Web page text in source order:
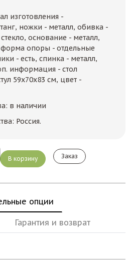
изготовления -
ножки - металл, обивка -
основание - металл,
форма опоры - отдельные
- есть, спинка - металл,
информация - стол
59х70х83 см, цвет -
в наличии
Россия.
Заказ
опции
Гарантия и возврат